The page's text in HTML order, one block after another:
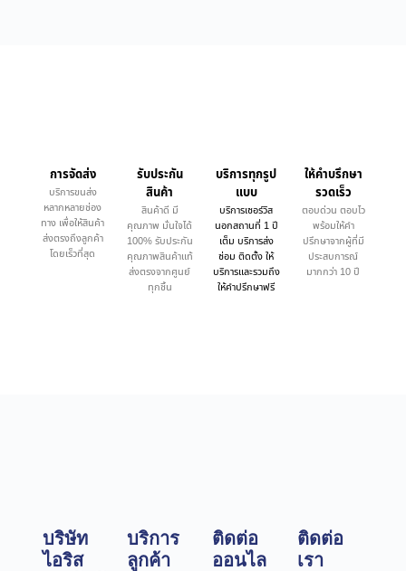
การจัดส่ง
บริการขนส่ง
หลากหลายช่อง
ทาง เพื่อให้สินค้า
ส่งตรงถึงลูกค้า
โดยเร็วที่สุด
รับประกัน
สินค้า
สินค้าดี มี
คุณภาพ มั่นใจได้
100% รับประกัน
คุณภาพสินค้าแท้
ส่งตรงจากศูนย์
ทุกชิ้น
บริการทุกรูป
แบบ
บริการเซอร์วิส
นอกสถานที่ 1 ปี
เต็ม บริการส่ง
ซ่อม ติดตั้ง ให้
บริการและรวมถึง
ให้คำปรึกษาฟรี
ให้คำบรึกษา
รวดเร็ว
ตอบด่วน ตอบไว
พร้อมให้คำ
ปรึกษาจากผู้ที่มี
ประสบการณ์
มากกว่า 10 ปี
บริษัท
ไอริส
บริการ
ลูกค้า
ติดต่อ
ออนไล
ติดต่อ
เรา